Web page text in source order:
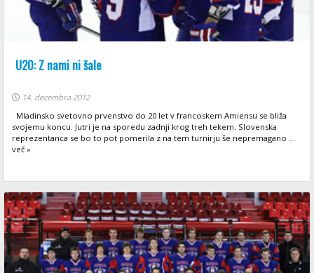
U20: Z nami ni šale
14. decembra 2012
Mladinsko svetovno prvenstvo do 20 let v francoskem Amiensu se bliža
svojemu koncu. Jutri je na sporedu zadnji krog treh tekem. Slovenska
reprezentanca se bo to pot pomerila z na tem turnirju še nepremagano ...
več »